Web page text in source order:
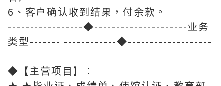
6、客户确认收到结果，付余款。
-----------------◆---------------------业务
类型------- ------------◆-------------------
----------
◆【主营项目】：